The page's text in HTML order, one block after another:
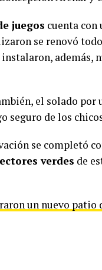
juegos cuenta con
se renovó
además,
el solado
seguro de los
se completó
verdes de
un nuevo patio